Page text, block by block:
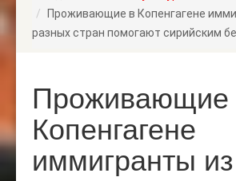
Проживающие в Копенгагене
разных стран помогают сирийским
Проживающие
Копенгагене
иммигранты из